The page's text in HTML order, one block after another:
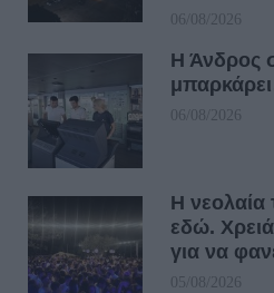
06/08/2026
Η Άνδρος
06/08/2026
Η νεολαία
εδώ.
για να
05/08/2026